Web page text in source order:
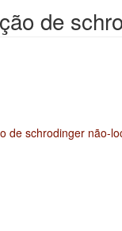
de
de schrodinger não-